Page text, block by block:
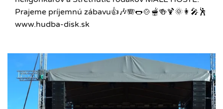
Prajeme príjemnú zábavu👍🎶🪗🌭🍲🫕🍻🍹🌞👩‍🎤🕺
www.hudba-disk.sk